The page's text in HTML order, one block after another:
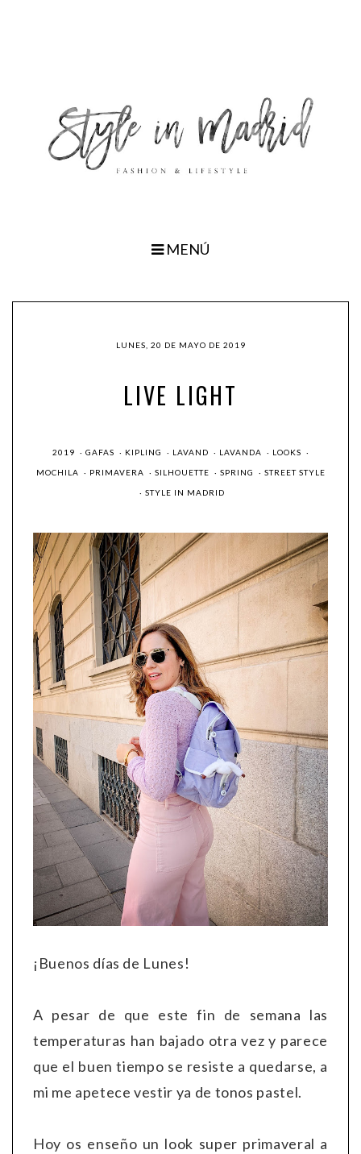
MENÚ
LUNES, 20 DE MAYO DE 2019
LIVE LIGHT
2019 · GAFAS · KIPLING · LAVAND · LAVANDA · LOOKS ·
MOCHILA · PRIMAVERA · SILHOUETTE · SPRING · STREET STYLE
· STYLE IN MADRID
¡Buenos días de Lunes!
A pesar de que este fin de semana las
temperaturas han bajado otra vez y parece
que el buen tiempo se resiste a quedarse, a
mi me apetece vestir ya de tonos pastel.
Hoy os enseño un look super primaveral a